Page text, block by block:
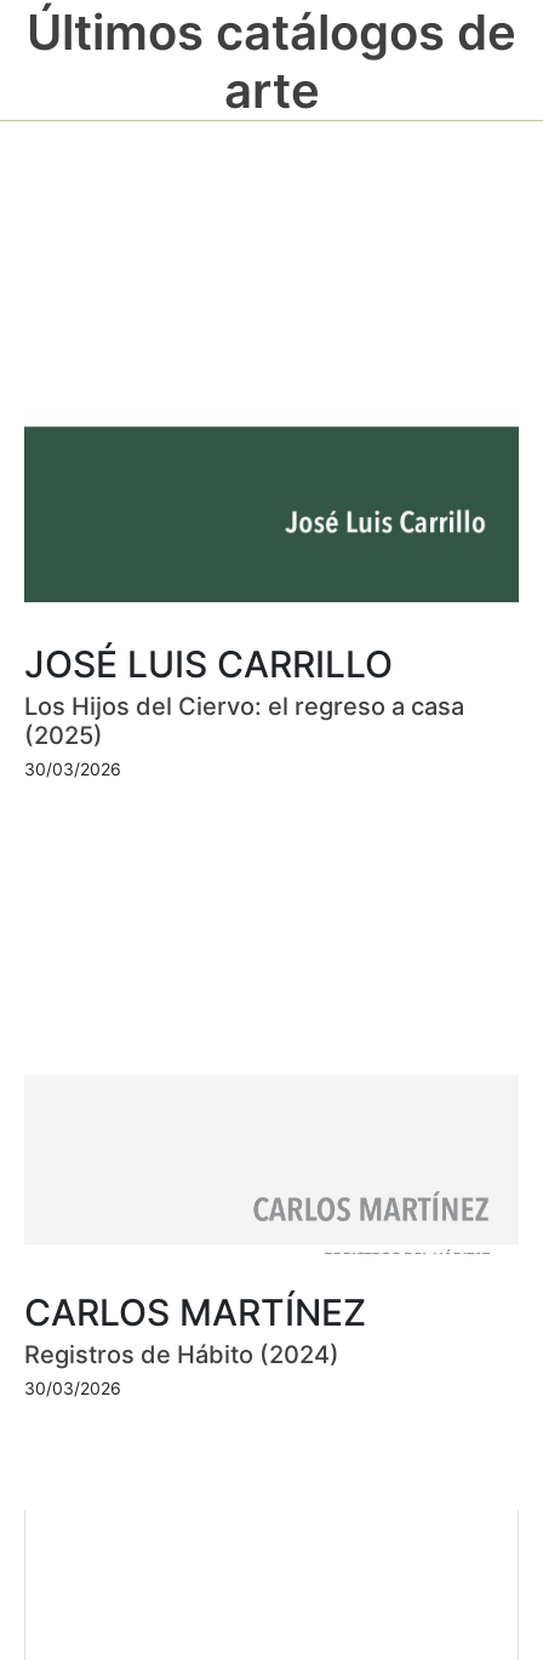
Últimos catálogos de
arte
JOSÉ LUIS CARRILLO
Los Hijos del Ciervo: el regreso a casa
(2025)
30/03/2026
CARLOS MARTÍNEZ
Registros de Hábito (2024)
30/03/2026